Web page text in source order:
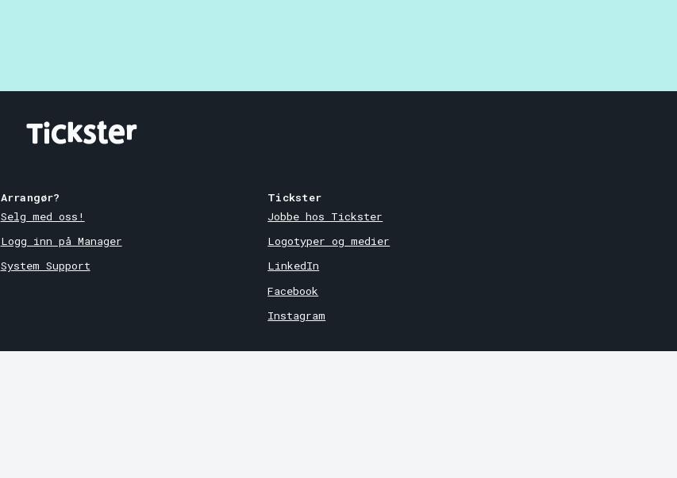
Arrangør?
Selg med oss!
Logg inn på Manager
System Support
Tickster
Jobbe hos Tickster
Logotyper og medier
LinkedIn
Facebook
Instagram